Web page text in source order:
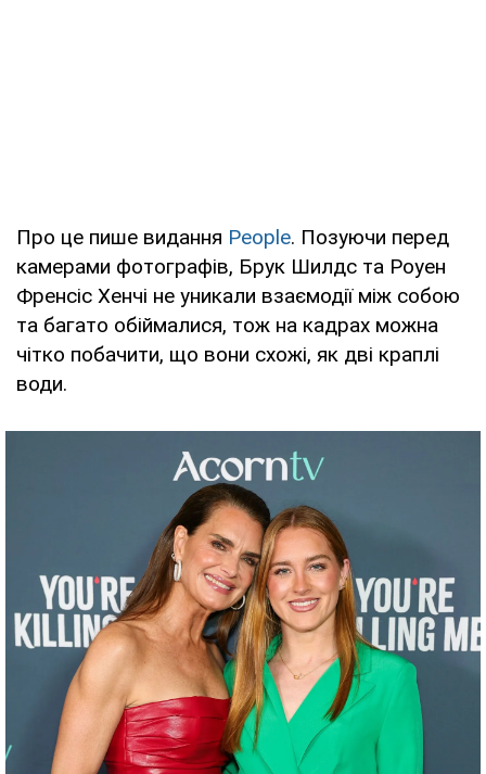
Про це пише видання People. Позуючи перед
камерами фотографів, Брук Шилдс та Роуен
Френсіс Хенчі не уникали взаємодії між собою
та багато обіймалися, тож на кадрах можна
чітко побачити, що вони схожі, як дві краплі
води.